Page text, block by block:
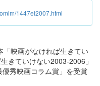
1447ei2007.html
映画がなければ生きてい
きていけない2003-2006」
秀映画コラム賞」を受賞